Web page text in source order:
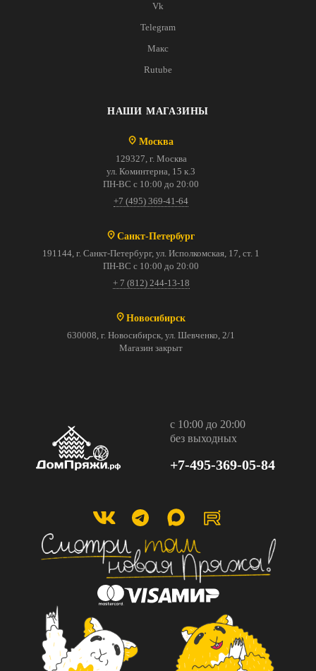
Vk
Telegram
Макс
Rutube
НАШИ МАГАЗИНЫ
Москва
129327, г. Москва
ул. Коминтерна, 15 к.3
ПН-ВС с 10:00 до 20:00
+7 (495) 369-41-64
Санкт-Петербург
191144, г. Санкт-Петербург, ул. Исполкомская, 17, ст. 1
ПН-ВС с 10:00 до 20:00
+ 7 (812) 244-13-18
Новосибирск
630008, г. Новосибирск, ул. Шевченко, 2/1
Магазин закрыт
с 10:00 до 20:00
без выходных
+7-495-369-05-84